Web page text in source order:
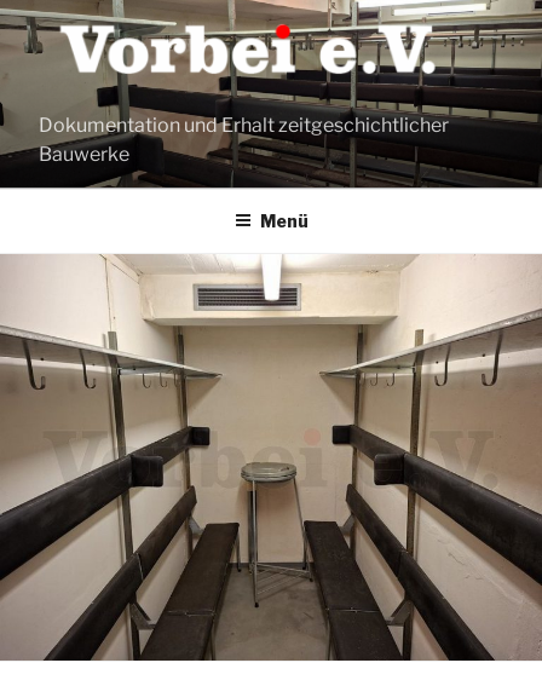
Zum
Inhalt
springen
Dokumentation und Erhalt zeitgeschichtlicher
Bauwerke
Menü